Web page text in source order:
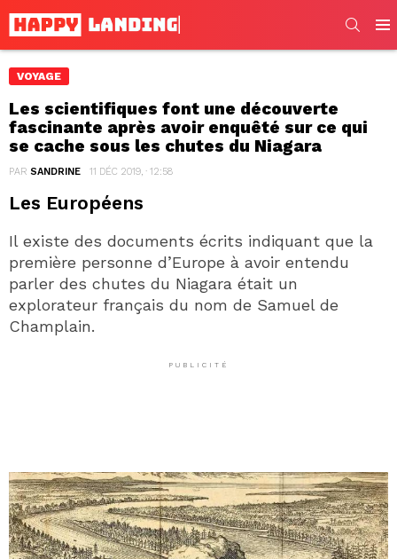
VOYAGE
Les scientifiques font une découverte
fascinante après avoir enquêté sur ce qui
se cache sous les chutes du Niagara
PAR SANDRINE 11 DÉC 2019, · 12:58
Les Européens
Il existe des documents écrits indiquant que la
première personne d’Europe à avoir entendu
parler des chutes du Niagara était un
explorateur français du nom de Samuel de
Champlain.
PUBLICITÉ